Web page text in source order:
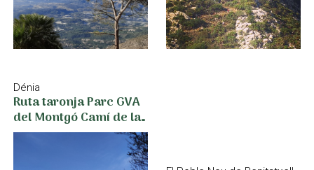
Dénia
Ruta taronja Parc GVA
del Montgó Camí de la
Colònia - Cim